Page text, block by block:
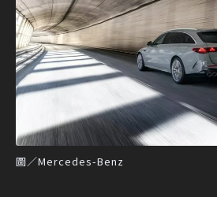
圖／Mercedes-Benz